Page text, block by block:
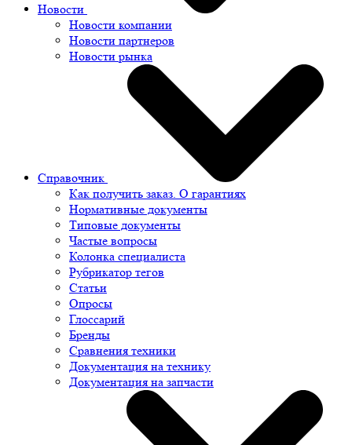
Новости
Новости компании
Новости партнеров
Новости рынка
Справочник
Как получить заказ. О гарантиях
Нормативные документы
Типовые документы
Частые вопросы
Колонка специалиста
Рубрикатор тегов
Статьи
Опросы
Глоссарий
Бренды
Сравнения техники
Документация на технику
Документация на запчасти